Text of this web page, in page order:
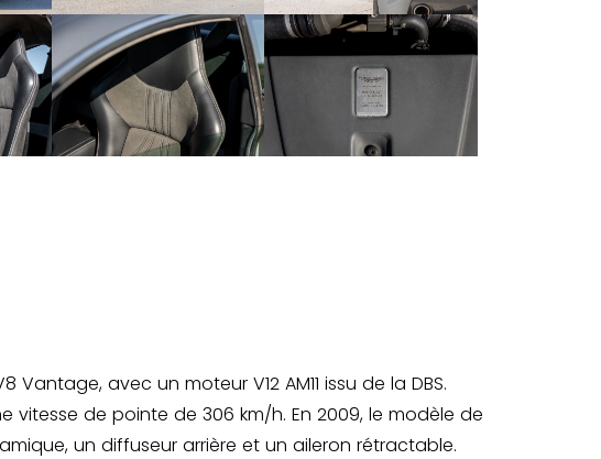
avec un moteur V12 AM11 issu de la DBS.
vitesse de pointe de 306 km/h. En 2009, le modèle de
un diffuseur arrière et un aileron rétractable.